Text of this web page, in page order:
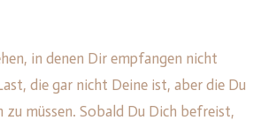
in denen Dir empfangen nicht
die gar nicht Deine ist, aber die Du
müssen. Sobald Du Dich befreist,